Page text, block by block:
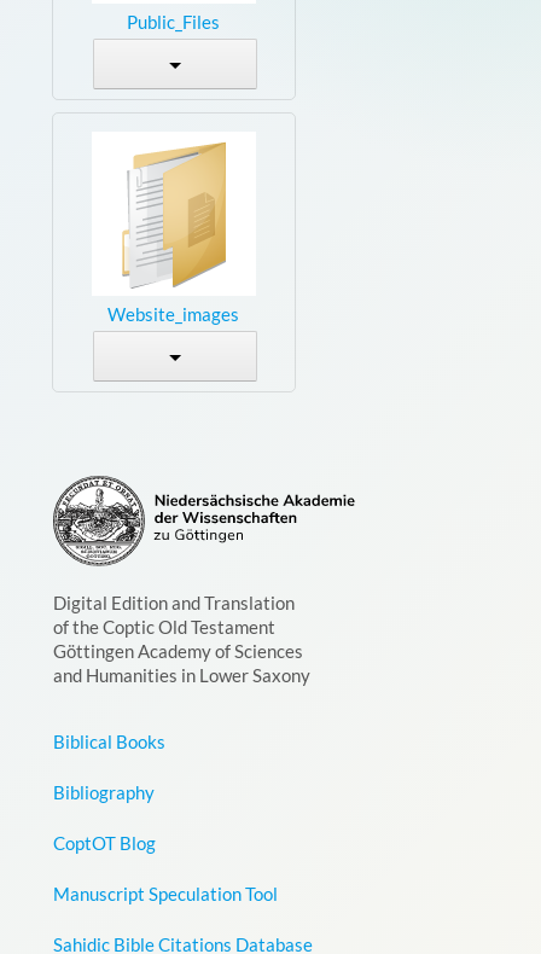
Public_Files
Website_images
Digital Edition and Translation
of the Coptic Old Testament
Göttingen Academy of Sciences
and Humanities in Lower Saxony
Biblical Books
Bibliography
CoptOT Blog
Manuscript Speculation Tool
Sahidic Bible Citations Database